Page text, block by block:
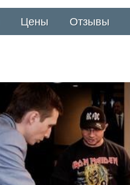
Цены Отзывы